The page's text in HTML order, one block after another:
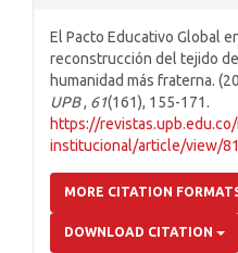
El Pacto Educativo Global
reconstrucción del tejido
humanidad más fraterna.
UPB, 61(161), 155-171.
https://
institucional/article/view/
MORE CITATION
DOWNLOAD CITATION